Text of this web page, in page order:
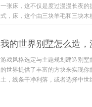
一张床，这不仅是度过漫漫长夜
式，床，这个由三块羊毛和三块
我的世界别墅怎么造
游戏风格选定与主题规划建造别
的世界提供了丰富的方块来实现
土，线条干净利落，或者选择中